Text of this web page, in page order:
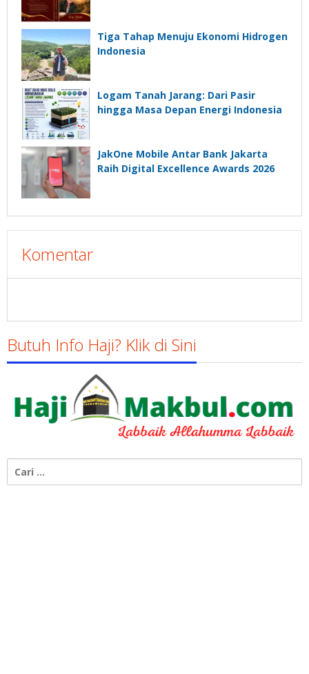
Tiga Tahap Menuju Ekonomi Hidrogen
Indonesia
Logam Tanah Jarang: Dari Pasir
hingga Masa Depan Energi Indonesia
JakOne Mobile Antar Bank Jakarta
Raih Digital Excellence Awards 2026
Komentar
Butuh Info Haji? Klik di Sini
untuk: